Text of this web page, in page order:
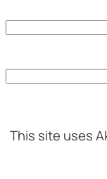
This site uses